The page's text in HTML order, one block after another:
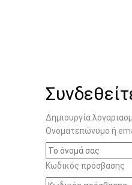
Δημιουργία
Ονοματεπώνυμο ή
Κωδικός πρόσβασης